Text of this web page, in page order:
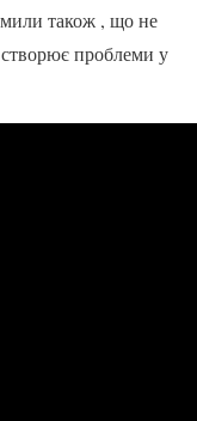
також , що не
створює проблеми у